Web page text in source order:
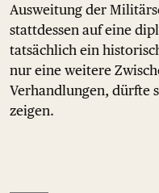
Ausweitung der
stattdessen auf eine
tatsächlich ein
nur eine weitere
Verhandlungen, dürfte
zeigen.